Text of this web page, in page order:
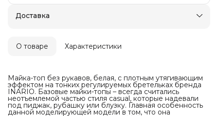
Доставка
О товаре Характеристики
Майка-топ без рукавов, белая, с плотным утягивающим
эффектом на тонких регулируемых бретельках бренда
INARIO. Базовые майки-топы – всегда считались
неотъемлемой частью стиля casual, которые надевали
под пиджак, рубашку или блузку. Главная особенность
данной моделирующей модели в том, что она